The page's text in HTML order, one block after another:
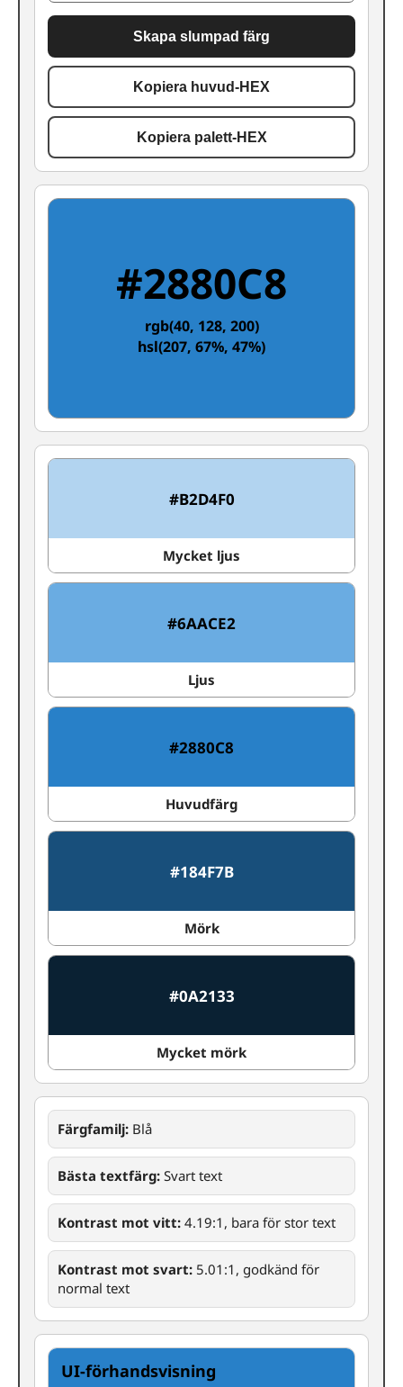
Skapa slumpad färg
Kopiera huvud-HEX
Kopiera palett-HEX
#2880C8
rgb(40, 128, 200)
hsl(207, 67%, 47%)
#B2D4F0
Mycket ljus
#6AACE2
Ljus
#2880C8
Huvudfärg
#184F7B
Mörk
#0A2133
Mycket mörk
Färgfamilj: Blå
Bästa textfärg: Svart text
Kontrast mot vitt: 4.19:1, bara för stor text
Kontrast mot svart: 5.01:1, godkänd för
normal text
UI-förhandsvisning